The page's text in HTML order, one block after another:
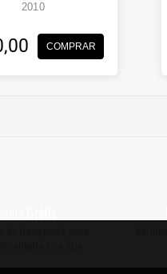
2010
COMPRAR